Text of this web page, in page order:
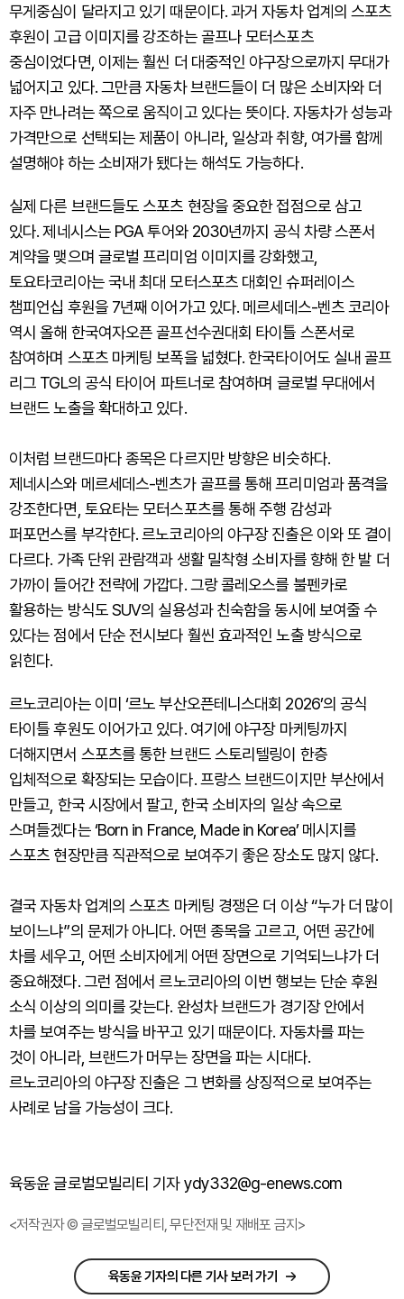
무게중심이 달라지고 있기 때문이다. 과거 자동차 업계의 스포츠
후원이 고급 이미지를 강조하는 골프나 모터스포츠
중심이었다면, 이제는 훨씬 더 대중적인 야구장으로까지 무대가
넓어지고 있다. 그만큼 자동차 브랜드들이 더 많은 소비자와 더
자주 만나려는 쪽으로 움직이고 있다는 뜻이다. 자동차가 성능과
가격만으로 선택되는 제품이 아니라, 일상과 취향, 여가를 함께
설명해야 하는 소비재가 됐다는 해석도 가능하다.
실제 다른 브랜드들도 스포츠 현장을 중요한 접점으로 삼고
있다. 제네시스는 PGA 투어와 2030년까지 공식 차량 스폰서
계약을 맺으며 글로벌 프리미엄 이미지를 강화했고,
토요타코리아는 국내 최대 모터스포츠 대회인 슈퍼레이스
챔피언십 후원을 7년째 이어가고 있다. 메르세데스-벤츠 코리아
역시 올해 한국여자오픈 골프선수권대회 타이틀 스폰서로
참여하며 스포츠 마케팅 보폭을 넓혔다. 한국타이어도 실내 골프
리그 TGL의 공식 타이어 파트너로 참여하며 글로벌 무대에서
브랜드 노출을 확대하고 있다.
이처럼 브랜드마다 종목은 다르지만 방향은 비슷하다.
제네시스와 메르세데스-벤츠가 골프를 통해 프리미엄과 품격을
강조한다면, 토요타는 모터스포츠를 통해 주행 감성과
퍼포먼스를 부각한다. 르노코리아의 야구장 진출은 이와 또 결이
다르다. 가족 단위 관람객과 생활 밀착형 소비자를 향해 한 발 더
가까이 들어간 전략에 가깝다. 그랑 콜레오스를 불펜카로
활용하는 방식도 SUV의 실용성과 친숙함을 동시에 보여줄 수
있다는 점에서 단순 전시보다 훨씬 효과적인 노출 방식으로
읽힌다.
르노코리아는 이미 ‘르노 부산오픈테니스대회 2026’의 공식
타이틀 후원도 이어가고 있다. 여기에 야구장 마케팅까지
더해지면서 스포츠를 통한 브랜드 스토리텔링이 한층
입체적으로 확장되는 모습이다. 프랑스 브랜드이지만 부산에서
만들고, 한국 시장에서 팔고, 한국 소비자의 일상 속으로
스며들겠다는 ‘Born in France, Made in Korea’ 메시지를
스포츠 현장만큼 직관적으로 보여주기 좋은 장소도 많지 않다.
결국 자동차 업계의 스포츠 마케팅 경쟁은 더 이상 “누가 더 많이
보이느냐”의 문제가 아니다. 어떤 종목을 고르고, 어떤 공간에
차를 세우고, 어떤 소비자에게 어떤 장면으로 기억되느냐가 더
중요해졌다. 그런 점에서 르노코리아의 이번 행보는 단순 후원
소식 이상의 의미를 갖는다. 완성차 브랜드가 경기장 안에서
차를 보여주는 방식을 바꾸고 있기 때문이다. 자동차를 파는
것이 아니라, 브랜드가 머무는 장면을 파는 시대다.
르노코리아의 야구장 진출은 그 변화를 상징적으로 보여주는
사례로 남을 가능성이 크다.
육동윤 글로벌모빌리티 기자 ydy332@g-enews.com
<저작권자 © 글로벌모빌리티, 무단전재 및 재배포 금지>
육동윤 기자의 다른 기사 보러 가기